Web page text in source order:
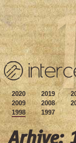
2020 2019
2009
2008
1998
1997
Arhive: